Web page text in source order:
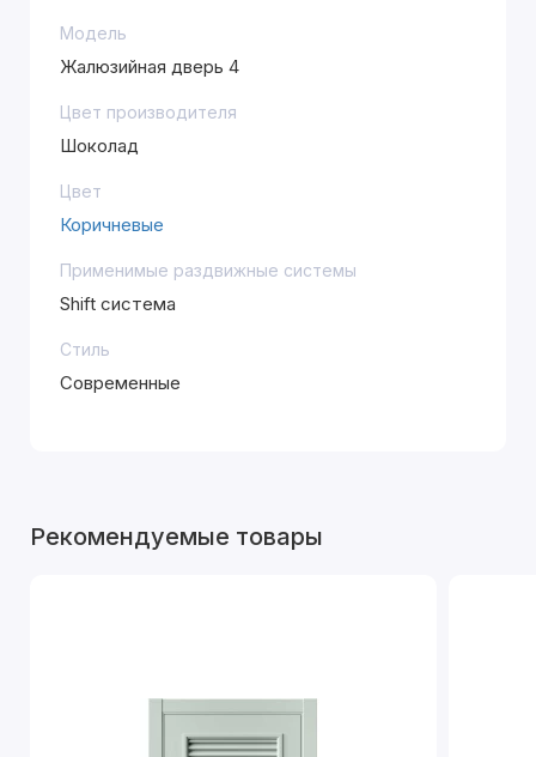
Модель
Жалюзийная дверь 4
Цвет производителя
Шоколад
Цвет
Коричневые
Применимые раздвижные системы
Shift система
Стиль
Современные
Рекомендуемые товары